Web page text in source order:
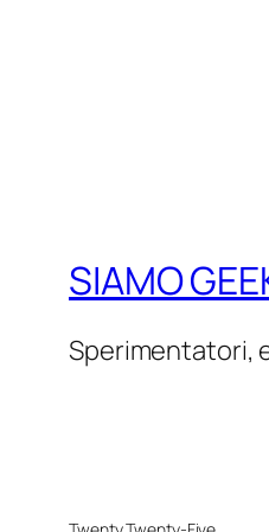
SIAMO
Sperimentatori,